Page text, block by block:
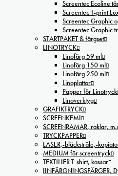
Screentec Ecoline
Screentec T-print
Screentec Graphic
Screentec Graphic
STARTPAKET & färgset
LINOTRYCK
Linofärg 59 ml
Linofärg 150 ml
Linofärg 250 ml
Linoplattor
Papper för Linotryck
Linoverktyg
GRAFIKTRYCK
SCREENKEMI
SCREENRAMAR, raklar,
TRYCKPAPPER
LASER,-bläckstråle,-
MEDIUM för screentryck
TEXTILIER T-shirt, kassar
IINFÄRGNINGSFÄRGER,